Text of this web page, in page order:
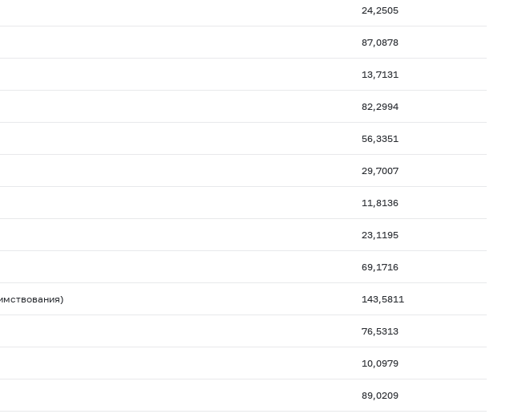
24,2505
87,0878
13,7131
82,2994
56,3351
29,7007
11,8136
23,1195
69,1716
143,5811
76,5313
10,0979
89,0209